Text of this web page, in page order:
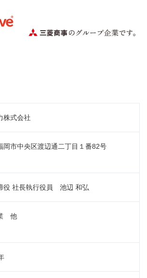
株式会社
岡市中央区渡辺通二丁目１番82号
役 社長執行役員 池辺 和弘
他